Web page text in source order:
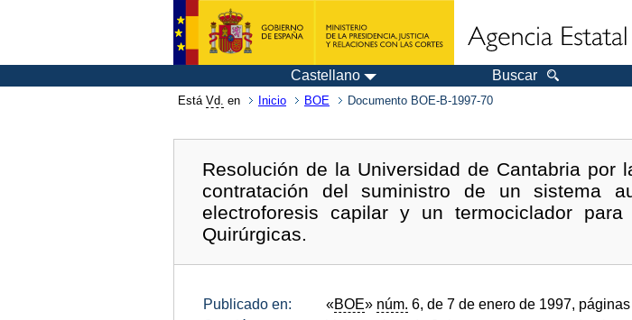
Castellano Buscar
Está Vd. en Inicio BOE Documento BOE-B-1997-70
Resolución de la Universidad de Cantabria
contratación del suministro de un sistema
electroforesis capilar y un termociclador
Quirúrgicas.
Publicado en: «BOE» núm. 6, de 7 de enero de 1997,